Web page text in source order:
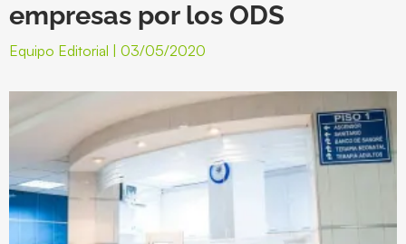
empresas por los ODS
Equipo Editorial 03/05/2020